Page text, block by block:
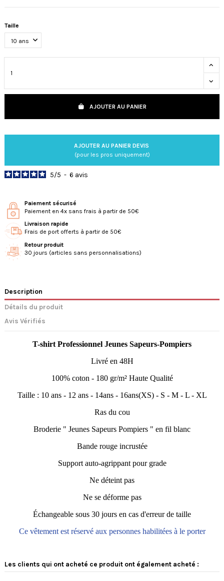
Taille
AJOUTER AU PANIER
AJOUTER AU PANIER DEVIS
(pour les pros uniquement)
5/5 - 6 avis
Paiement sécurisé
Paiement en 4x sans frais à partir de 50€
Livraison rapide
Frais de port offerts à partir de 50€
Retour produit
30 jours (articles sans personnalisations)
Description
Détails du produit
Avis Vérifiés
T-shirt Professionnel Jeunes Sapeurs-Pompiers
Livré en 48H
100% coton - 180 gr/m² Haute Qualité
Taille : 10 ans - 12 ans - 14ans - 16ans(XS) - S - M - L - XL
Ras du cou
Broderie " Jeunes Sapeurs Pompiers " en fil blanc
Bande rouge incrustée
Support auto-agrippant pour grade
Ne déteint pas
Ne se déforme pas
Échangeable sous 30 jours en cas d'erreur de taille
Ce vêtement est réservé aux personnes habilitées à le porter
Très bien commande en suivi
Les clients qui ont acheté ce produit ont également acheté :